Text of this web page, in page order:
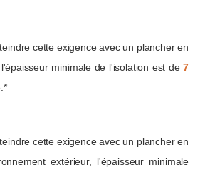
cette exigence avec un plancher en
minimale de l'isolation est de7
cette exigence avec un plancher en
extérieur, l'épaisseur minimale